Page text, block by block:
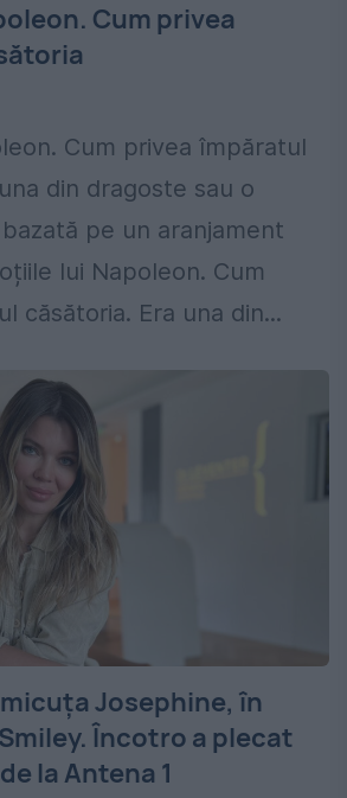
Cum privea
Cum privea împăratul
din dragoste sau o
pe un aranjament
lui Napoleon. Cum
căsătoria. Era una din...
Josephine, în
Încotro a plecat
la Antena 1